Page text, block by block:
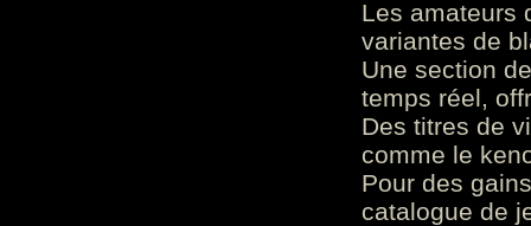
Les amateurs
variantes de
Une section
temps réel,
Des titres de
comme le
Pour des
catalogue de